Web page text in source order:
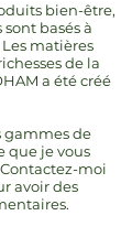
bien-être,
basés à
Les matières
de la
a été créé
gammes de
que je vous
moi
avoir des